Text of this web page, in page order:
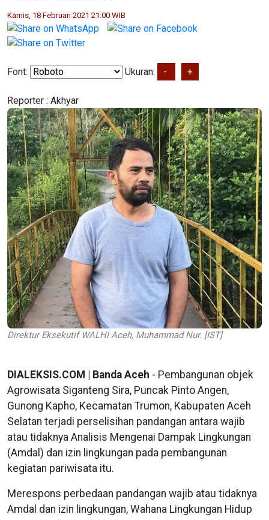
Kamis, 18 Februari 2021 21:00 WIB
Font: Ukuran: - +
Reporter : Akhyar
Direktur Eksekutif WALHI Aceh, Muhammad Nur. [IST]
DIALEKSIS.COM | Banda Aceh - Pembangunan objek
Agrowisata Siganteng Sira, Puncak Pinto Angen,
Gunong Kapho, Kecamatan Trumon, Kabupaten Aceh
Selatan terjadi perselisihan pandangan antara wajib
atau tidaknya Analisis Mengenai Dampak Lingkungan
(Amdal) dan izin lingkungan pada pembangunan
kegiatan pariwisata itu.
Merespons perbedaan pandangan wajib atau tidaknya
Amdal dan izin lingkungan, Wahana Lingkungan Hidup